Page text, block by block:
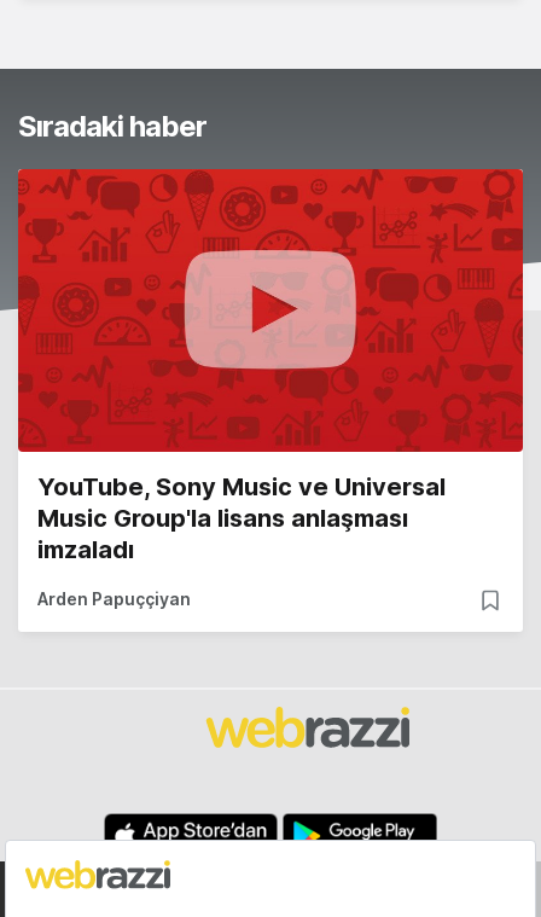
Sıradaki haber
YouTube, Sony Music ve Universal
Music Group'la lisans anlaşması
imzaladı
Arden Papuççiyan